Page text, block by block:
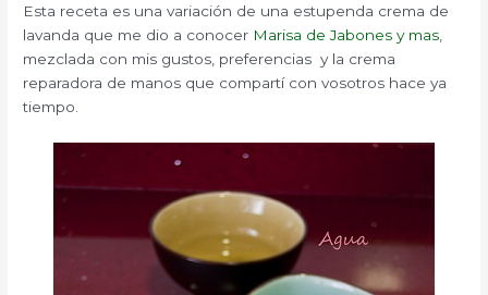
Esta receta es una variación de una estupenda crema de
lavanda que me dio a conocer Marisa de Jabones y mas
mezclada con mis gustos, preferencias y la crema
reparadora de manos que compartí con vosotros hace ya
tiempo.